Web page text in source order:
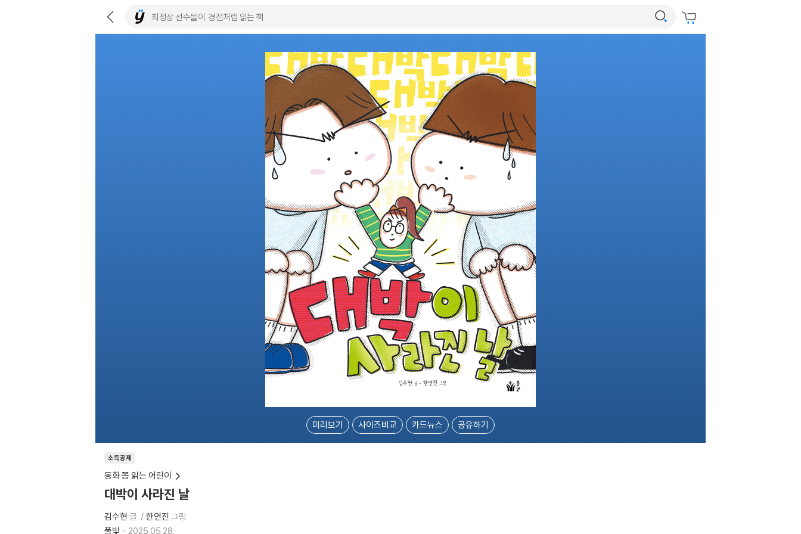
미리보기 사이즈비교 카드뉴스 공유하기
소득공제
동화 쫌 읽는 어린이
대박이 사라진 날
김수현 글 한연진 그림
풀빛
2025.05.28.